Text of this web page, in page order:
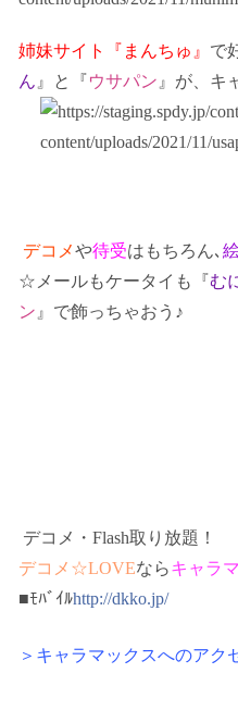
姉妹サイト『まんちゅ』 で
ん 』と『ウサパン 』が、キ
デコメや待受はもちろん､
☆メールもケータイも
『む
ン 』 で飾っちゃおう♪
デコメ・Flash取り放題！
デコメ☆LOVEならキャラ
■ﾓﾊﾞｲﾙhttp://dkko.jp/
＞キャラマックスへのアク